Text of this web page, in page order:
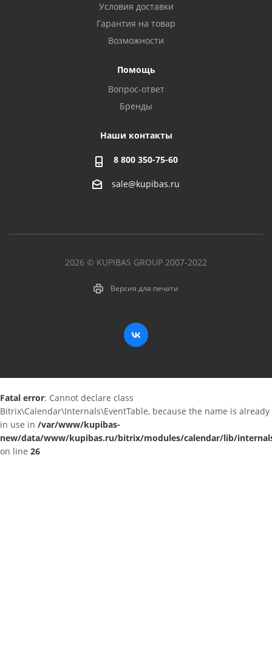
Условия доставки
Гарантия на товар
Возможности
Помощь
Вопрос-ответ
Бренды
Наши контакты
8 800 350-75-60
sale@kupibas.ru
2026 © KUPIBAS GROUP 2007-2022
Версия для печати
Fatal error: Cannot declare class
Bitrix\Calendar\Internals\EventTable, because the name is already
in use in /var/www/kupibas-
new/data/www/kupibas.ru/bitrix/modules/calendar/lib/
on line 26